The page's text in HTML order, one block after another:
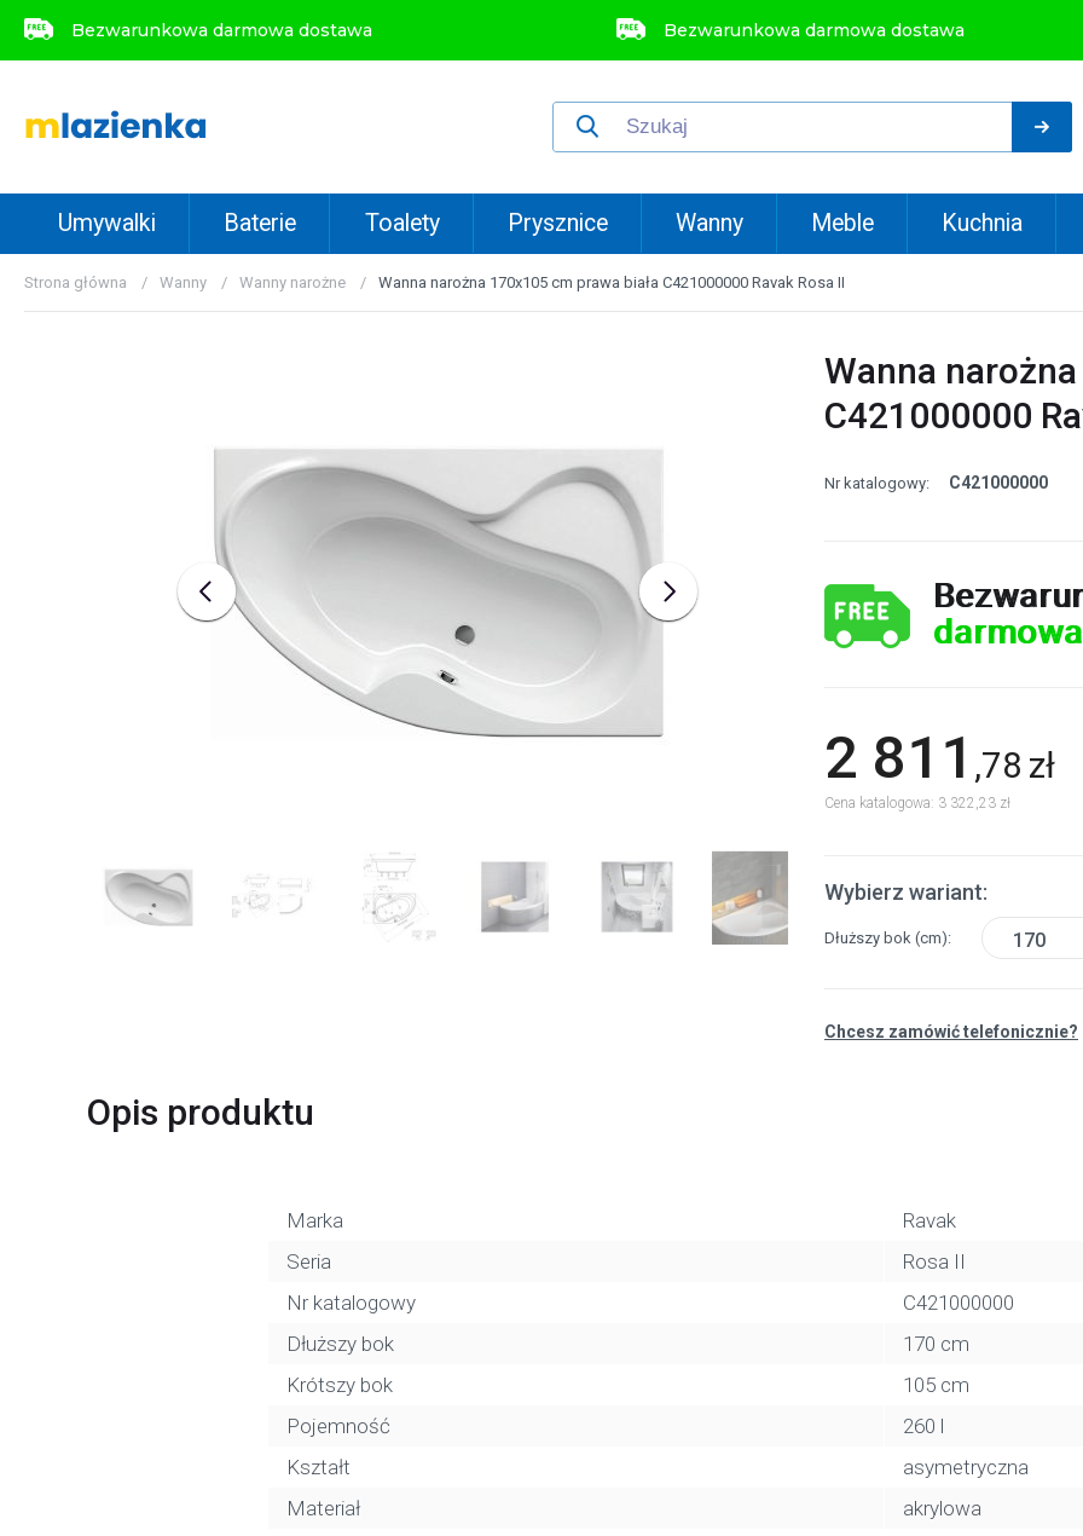
Bezwarunkowa darmowa dostawa Bezwarunkowa darmowa dostawa
Umywalki Baterie Toalety Prysznice Wanny Meble Kuchnia
Strona główna Wanny Wanny narożne Wanna narożna 170x105 cm prawa biała C421000000 Ravak Rosa II
Wanna
C421000000
Nr katalogowy: C421000000
2 811 ,78 zł
Cena katalogowa: 3 322,23 zł
Wybierz wariant:
Dłuższy bok (cm) 170
Chcesz zamówić telefonicznie?
Opis produktu
Marka
Ravak
Seria
Rosa II
Nr katalogowy
C421000000
Dłuższy bok
170 cm
Krótszy bok
105 cm
Pojemność
260 l
Kształt
asymetryczna
Materiał
akrylowa